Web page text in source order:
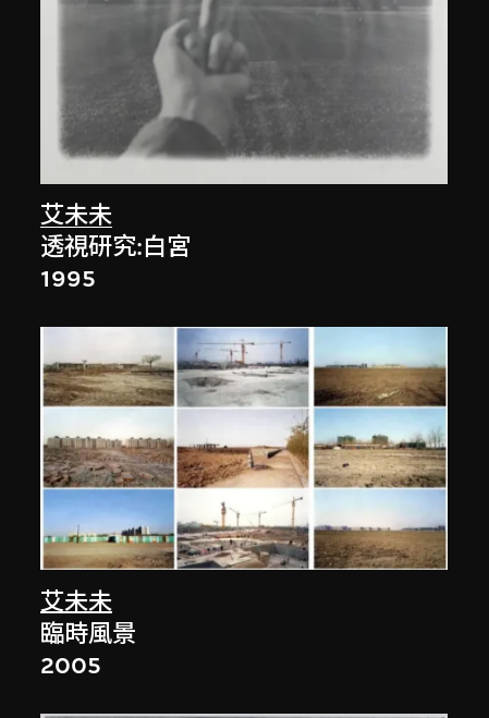
艾未未
透視研究:白宮
1995
艾未未
臨時風景
2005